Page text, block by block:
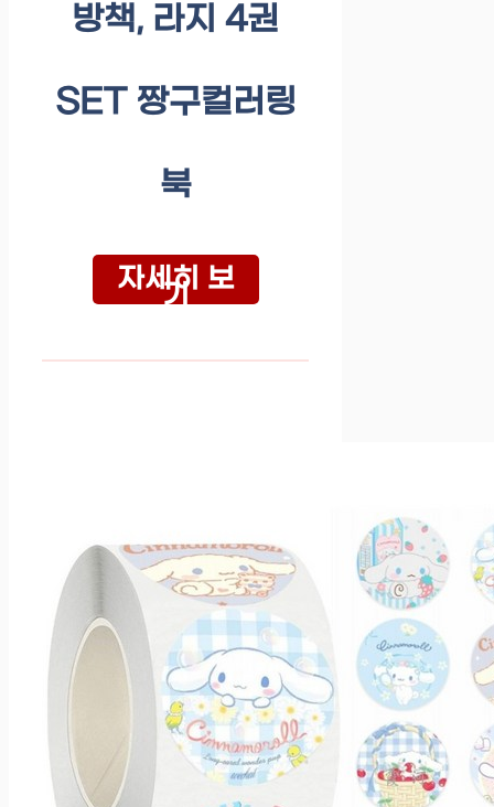
방책, 라지 4권
SET 짱구컬러링
북
자세히 보
기